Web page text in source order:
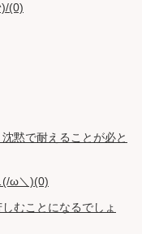
(0)
黙で耐えることが必と
ω＼)(0)
むことになるでしょ